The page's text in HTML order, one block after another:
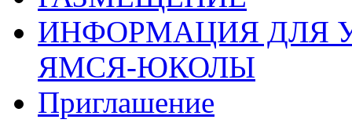
ИНФОРМАЦИЯ ДЛЯ
ЯМСЯ-ЮКОЛЫ
Приглашение